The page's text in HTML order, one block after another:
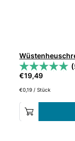
€19,49
€0,19 /Stück